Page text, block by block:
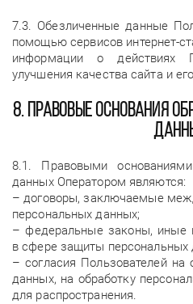
7.3. Обезличенные данные
помощью сервисов интернет-
информации о действиях
улучшения качества сайта и
8. Правовые основания
8.1. Правовыми
данных Оператором являются:
– договоры, заключаемые
персональных данных;
– федеральные законы, иные
в сфере защиты персональных
– согласия Пользователей на
данных, на обработку
для распространения.